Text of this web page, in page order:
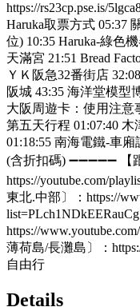
https://rs23cp.pse.is/
Haruka取票方式 05:37
位) 10:35 Haruka-綠色
天滿宮 21:51 Bread
ＹＫ阪急32番街店
阪城 43:35 海洋堂模型
大阪周遊卡：使用注意
第五天行程 01:07:40 木
01:18:55 南海電鐵-車
(含折扣碼) ➖➖➖➖➖
https://youtube.com/
東北.中部〕：https://
https://
薄荷島/長灘島〕：
自由行
Details